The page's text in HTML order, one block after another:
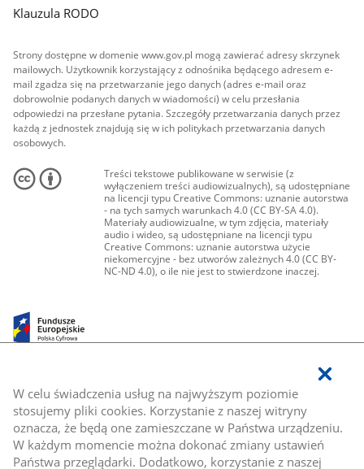
W celu świadczenia usług na najwyższym poziomie
stosujemy pliki cookies. Korzystanie z naszej witryny
oznacza, że będą one zamieszczane w Państwa urządzeniu.
W każdym momencie można dokonać zmiany ustawień
Państwa przeglądarki. Dodatkowo, korzystanie z naszej
Klauzula RODO
Strony dostępne w domenie www.gov.pl mogą zawierać adresy skrzynek
mailowych. Użytkownik korzystający z odnośnika będącego adresem e-
mail zgadza się na przetwarzanie jego danych (adres e-mail oraz
dobrowolnie podanych danych w wiadomości) w celu przesłania
odpowiedzi na przesłane pytania. Szczegóły przetwarzania danych przez
każdą z jednostek znajdują się w ich politykach przetwarzania danych
osobowych.
Treści tekstowe publikowane w serwisie (z
wyłączeniem treści audiowizualnych), są udostępniane
na licencji typu Creative Commons: uznanie autorstwa
- na tych samych warunkach 4.0 (CC BY-SA 4.0).
Materiały audiowizualne, w tym zdjęcia, materiały
audio i wideo, są udostępniane na licencji typu
Creative Commons: uznanie autorstwa użycie
niekomercyjne - bez utworów zależnych 4.0 (CC BY-
NC-ND 4.0), o ile nie jest to stwierdzone inaczej.